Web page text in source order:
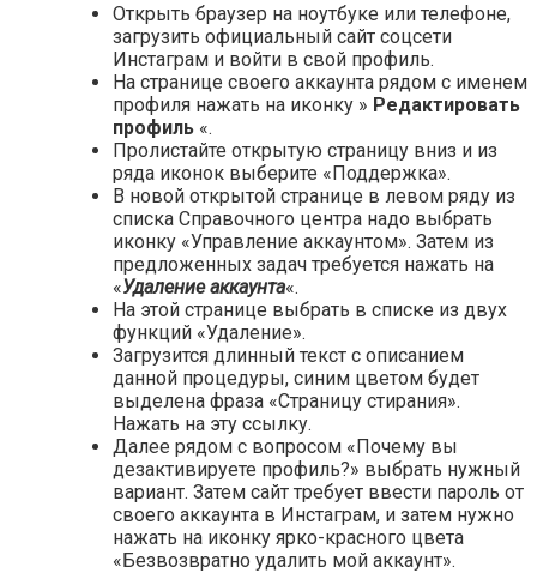
Открыть браузер на ноутбуке или телефоне,
загрузить официальный сайт соцсети
Инстаграм и войти в свой профиль.
На странице своего аккаунта рядом с именем
профиля нажать на иконку » Редактировать
профиль «.
Пролистайте открытую страницу вниз и из
ряда иконок выберите «Поддержка».
В новой открытой странице в левом ряду из
списка Справочного центра надо выбрать
иконку «Управление аккаунтом». Затем из
предложенных задач требуется нажать на
«Удаление аккаунта«.
На этой странице выбрать в списке из двух
функций «Удаление».
Загрузится длинный текст с описанием
данной процедуры, синим цветом будет
выделена фраза «Страницу стирания».
Нажать на эту ссылку.
Далее рядом с вопросом «Почему вы
дезактивируете профиль?» выбрать нужный
вариант. Затем сайт требует ввести пароль от
своего аккаунта в Инстаграм, и затем нужно
нажать на иконку ярко-красного цвета
«Безвозвратно удалить мой аккаунт».